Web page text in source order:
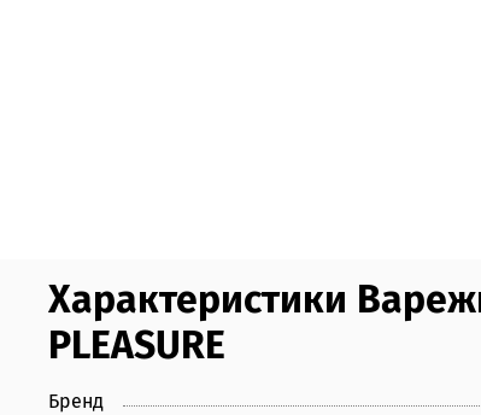
Характеристики
PLEASURE
Бренд